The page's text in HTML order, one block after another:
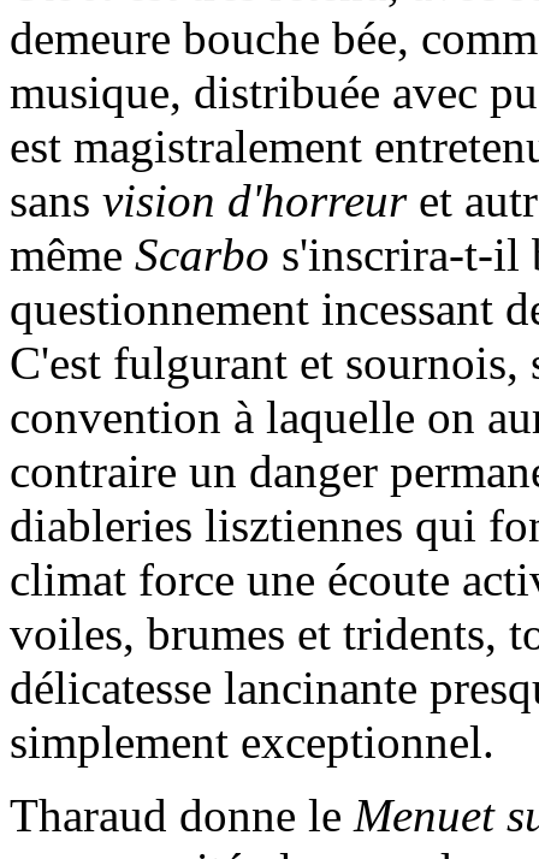
demeure bouche bée,
musique, distribuée avec
est magistralement
sans vision d'horreuret
même Scarbo s'inscrira-t-il
questionnement incessant
C'est fulgurant et sournois,
convention à laquelle on
contraire un danger
diableries lisztiennes qui
climat force une écoute
voiles, brumes et tridents,
délicatesse lancinante
simplement exceptionnel.
Tharaud donne le Menuet